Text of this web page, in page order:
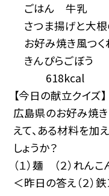
ごはん 牛乳
さつま揚げと大根
お好み焼き風つく
きんぴらごぼう
618kcal
【今日の献立クイズ】
広島県のお好み焼
えて、ある材料を加
しょうか？
（１）麺 （２）れん
＜昨日の答え（２）